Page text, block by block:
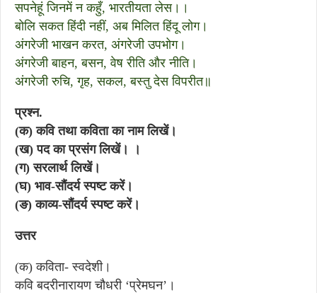
सपनेहूं जिनमें न कहुँ, भारतीयता लेस।।
बोलि सकत हिंदी नहीं, अब मिलित हिंदू लोग।
अंगरेजी भाखन करत, अंगरेजी उपभोग।
अंगरेजी बाहन, बसन, वेष रीति और नीति।
अंगरेजी रुचि, गृह, सकल, बस्तु देस विपरीत॥
प्रश्न.
(क) कवि तथा कविता का नाम लिखें।
(ख) पद का प्रसंग लिखें। ।
(ग) सरलार्थ लिखें।
(घ) भाव-सौंदर्य स्पष्ट करें।
(ङ) काव्य-सौंदर्य स्पष्ट करें।
उत्तर
(क) कविता- स्वदेशी।
कवि बदरीनारायण चौधरी ‘प्रेमघन’।